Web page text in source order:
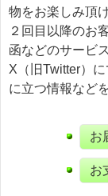
物をお楽しみ頂
２回目以降のお
函などのサービ
X（旧Twitter）に
に立つ情報など
お
お